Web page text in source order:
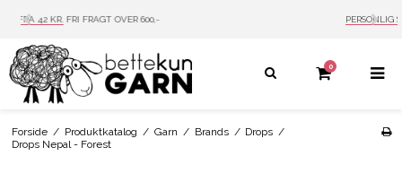
PERSONLIG SERVICE
0
Forside / Produktkatalog / Garn / Brands / Drops /
Drops Nepal - Forest